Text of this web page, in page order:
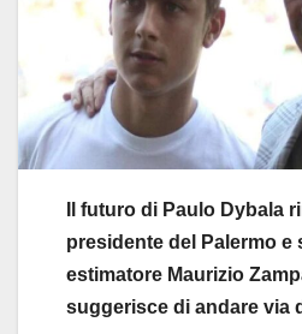
Il futuro di Paulo Dybala
presidente del Palermo e
estimatore Maurizio
suggerisce di andare via